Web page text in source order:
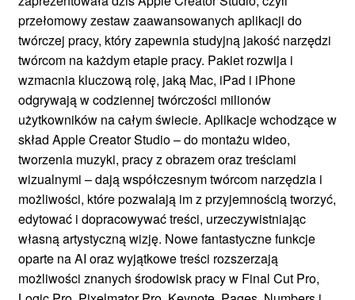
przełomowy zestaw zaawansowanych aplikacji do
twórczej pracy, który zapewnia studyjną jakość narzędzi
twórcom na każdym etapie pracy. Pakiet rozwija i
wzmacnia kluczową rolę, jaką Mac, iPad i iPhone
odgrywają w codziennej twórczości milionów
użytkowników na całym świecie. Aplikacje wchodzące w
skład Apple Creator Studio – do montażu wideo,
tworzenia muzyki, pracy z obrazem oraz treściami
wizualnymi – dają współczesnym twórcom narzędzia i
możliwości, które pozwalają im z przyjemnością tworzyć,
edytować i dopracowywać treści, urzeczywistniając
własną artystyczną wizję. Nowe fantastyczne funkcje
oparte na AI oraz wyjątkowe treści rozszerzają
możliwości znanych środowisk pracy w Final Cut Pro,